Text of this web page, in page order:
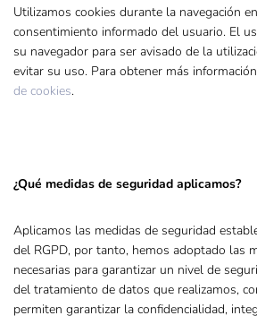
Utilizamos cookies durante la navegación
consentimiento informado del usuario. El
su navegador para ser avisado de la
evitar su uso. Para obtener más
de cookies.
¿Qué medidas de seguridad aplicamos?
Aplicamos las medidas de seguridad
del RGPD, por tanto, hemos adoptado las
necesarias para garantizar un nivel de
del tratamiento de datos que realizamos,
permiten garantizar la confidencialidad,